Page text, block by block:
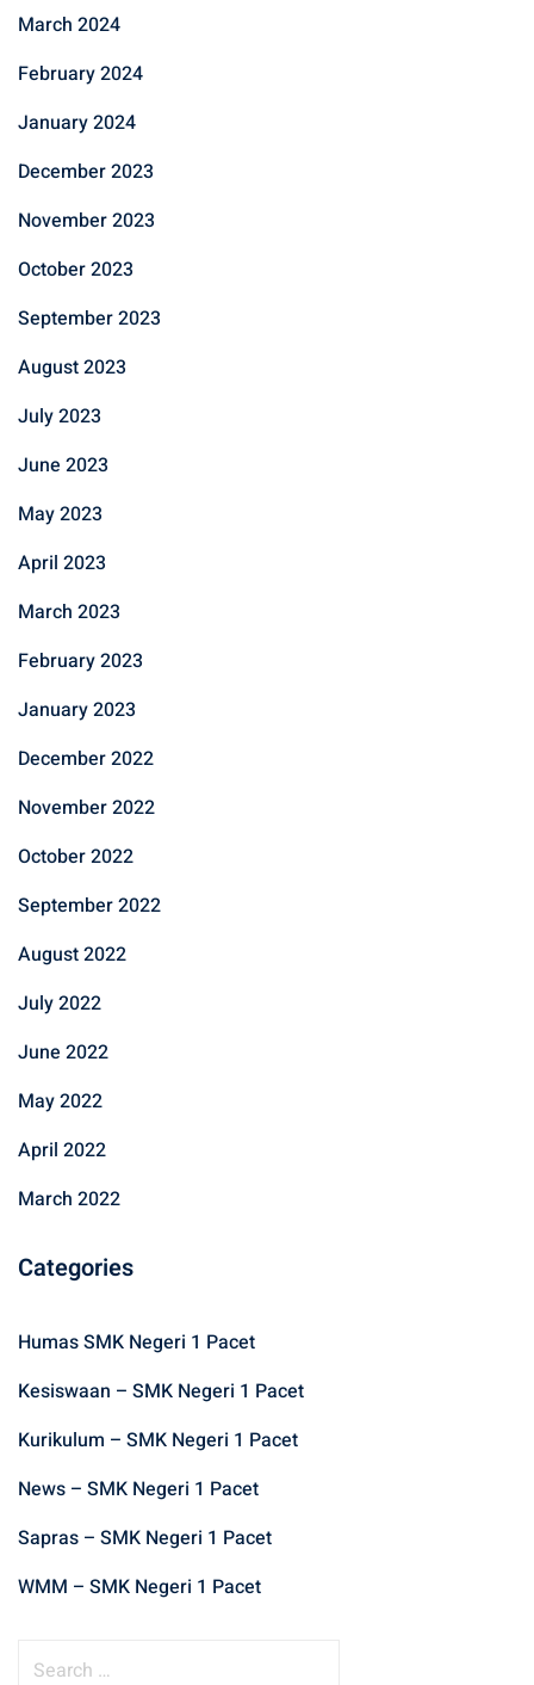
March 2024
February 2024
January 2024
December 2023
November 2023
October 2023
September 2023
August 2023
July 2023
June 2023
May 2023
April 2023
March 2023
February 2023
January 2023
December 2022
November 2022
October 2022
September 2022
August 2022
July 2022
June 2022
May 2022
April 2022
March 2022
Categories
Humas SMK Negeri 1 Pacet
Kesiswaan – SMK Negeri 1 Pacet
Kurikulum – SMK Negeri 1 Pacet
News – SMK Negeri 1 Pacet
Sapras – SMK Negeri 1 Pacet
WMM – SMK Negeri 1 Pacet